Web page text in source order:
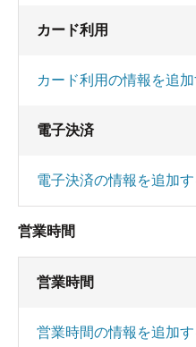
カード利用
カード利用の情報を追加
電子決済
電子決済の情報を追加す
営業時間
営業時間
営業時間の情報を追加す